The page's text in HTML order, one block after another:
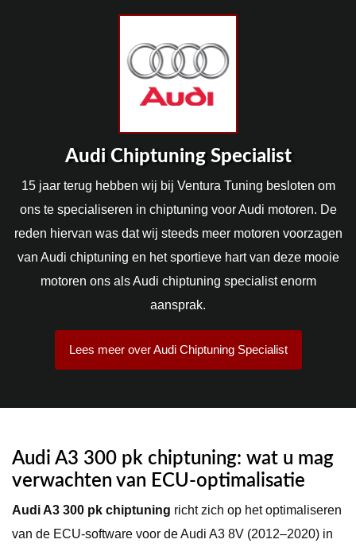
Audi Chiptuning Specialist
15 jaar terug hebben wij bij Ventura Tuning besloten om
ons te specialiseren in chiptuning voor Audi motoren. De
reden hiervan was dat wij steeds meer motoren voorzagen
van Audi chiptuning en het sportieve hart van deze mooie
motoren ons als Audi chiptuning specialist enorm
aansprak.
Lees meer over Audi Chiptuning Specialist
Audi A3 300 pk chiptuning: wat u mag
verwachten van ECU-optimalisatie
Audi A3 300 pk chiptuning richt zich op het optimaliseren
van de ECU-software voor de Audi A3 8V (2012–2020) in